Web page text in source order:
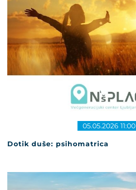
Dotik duše: psihomatrica
05.05.2026 11:00